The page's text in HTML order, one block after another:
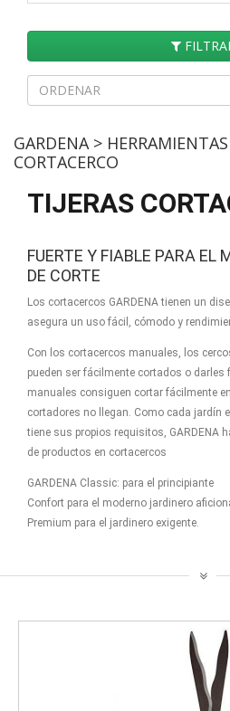
ORDENAR
GARDENA >
CORTACERCO
TIJERAS
FUERTE Y FIABLE PARA EL
DE CORTE
Los cortacercos GARDENA tienen un
asegura un uso fácil, cómodo y
Con los cortacercos manuales, los
pueden ser fácilmente cortados o darles
manuales consiguen cortar fácilmente
cortadores no llegan. Como cada jardín
tiene sus propios requisitos, GARDENA
de productos en cortacercos
GARDENA Classic: para el principiante
Confort para el moderno jardinero
Premium para el jardinero exigente.